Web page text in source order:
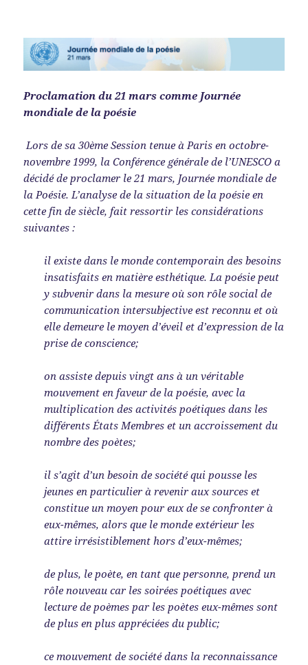
Proclamation du 21 mars comme Journée
mondiale de la poésie
Lors de sa 30ème Session tenue à Paris en octobre-
novembre 1999, la Conférence générale de l’UNESCO a
décidé de proclamer le 21 mars, Journée mondiale de
la Poésie. L’analyse de la situation de la poésie en
cette fin de siècle, fait ressortir les considérations
suivantes :
il existe dans le monde contemporain des besoins
insatisfaits en matière esthétique. La poésie peut
y subvenir dans la mesure où son rôle social de
communication intersubjective est reconnu et où
elle demeure le moyen d’éveil et d’expression de la
prise de conscience;
on assiste depuis vingt ans à un véritable
mouvement en faveur de la poésie, avec la
multiplication des activités poétiques dans les
différents États Membres et un accroissement du
nombre des poètes;
il s’agit d’un besoin de société qui pousse les
jeunes en particulier à revenir aux sources et
constitue un moyen pour eux de se confronter à
eux-mêmes, alors que le monde extérieur les
attire irrésistiblement hors d’eux-mêmes;
de plus, le poète, en tant que personne, prend un
rôle nouveau car les soirées poétiques avec
lecture de poèmes par les poètes eux-mêmes sont
de plus en plus appréciées du public;
ce mouvement de société dans la reconnaissance